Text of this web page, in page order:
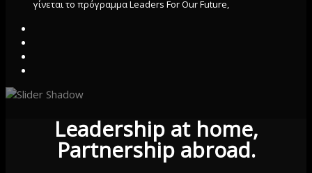
γίνεται το πρόγραμμα Leaders For Our Future,
Leadership at home,
Partnership abroad.